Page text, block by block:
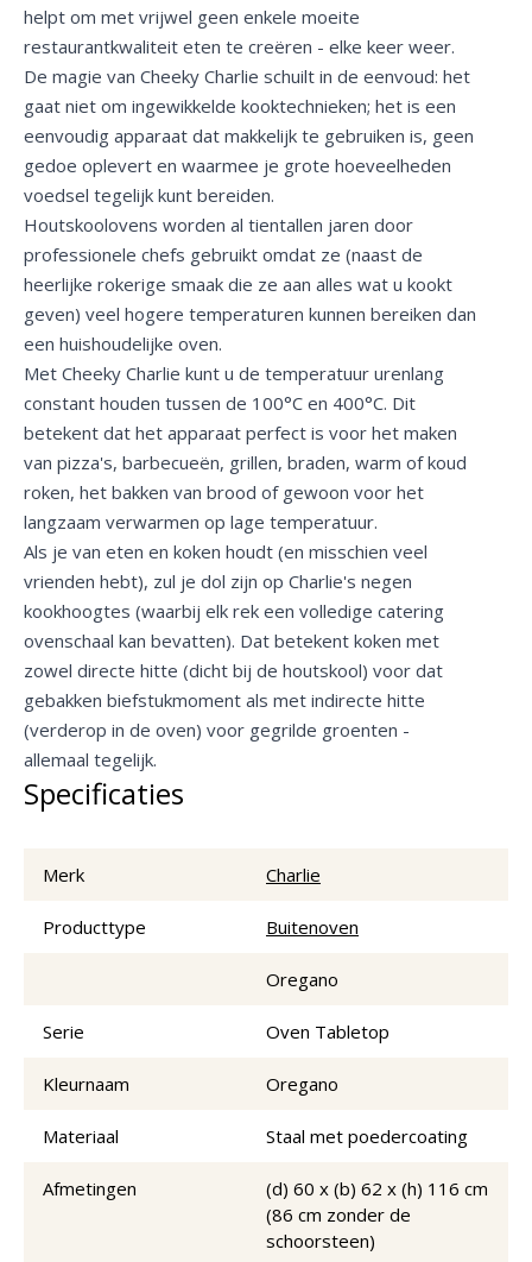
helpt om met vrijwel geen enkele moeite
restaurantkwaliteit eten te creëren - elke keer weer.
De magie van Cheeky Charlie schuilt in de eenvoud: het
gaat niet om ingewikkelde kooktechnieken; het is een
eenvoudig apparaat dat makkelijk te gebruiken is, geen
gedoe oplevert en waarmee je grote hoeveelheden
voedsel tegelijk kunt bereiden.
Houtskoolovens worden al tientallen jaren door
professionele chefs gebruikt omdat ze (naast de
heerlijke rokerige smaak die ze aan alles wat u kookt
geven) veel hogere temperaturen kunnen bereiken dan
een huishoudelijke oven.
Met Cheeky Charlie kunt u de temperatuur urenlang
constant houden tussen de 100°C en 400°C. Dit
betekent dat het apparaat perfect is voor het maken
van pizza's, barbecueën, grillen, braden, warm of koud
roken, het bakken van brood of gewoon voor het
langzaam verwarmen op lage temperatuur.
Als je van eten en koken houdt (en misschien veel
vrienden hebt), zul je dol zijn op Charlie's negen
kookhoogtes (waarbij elk rek een volledige catering
ovenschaal kan bevatten). Dat betekent koken met
zowel directe hitte (dicht bij de houtskool) voor dat
gebakken biefstukmoment als met indirecte hitte
(verderop in de oven) voor gegrilde groenten -
allemaal tegelijk.
Specificaties
Merk Charlie
Producttype Buitenoven
Oregano
Serie Oven Tabletop
Kleurnaam Oregano
Materiaal Staal met poedercoating
Afmetingen
(d) 60 x (b) 62 x (h) 116 cm
(86 cm zonder de
schoorsteen)